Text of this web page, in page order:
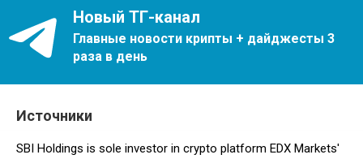
Новый ТГ-канал
Главные новости крипты + дайджесты 3
раза в день
Источники
SBI Holdings is sole investor in crypto platform EDX Markets'